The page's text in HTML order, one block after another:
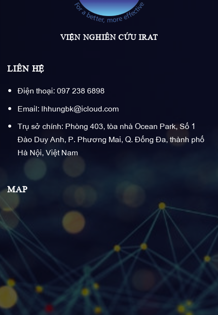
VIỆN NGHIÊN CỨU IRAT
LIÊN HỆ
Điện thoại: 097 238 6898
Email: lhhungbk@icloud.com
Trụ sở chính: Phòng 403, tòa nhà Ocean Park, Số 1
Đào Duy Anh, P. Phương Mai, Q. Đống Đa, thành phố
Hà Nội, Việt Nam
MAP